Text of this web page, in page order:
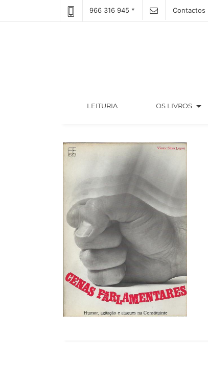
966 316 945 * Contactos
LEITURIA(CURRENT) OS LIVROS arrow_drop_down